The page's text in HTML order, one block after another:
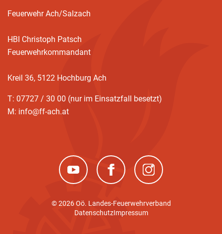
Feuerwehr Ach/Salzach
HBI Christoph Patsch
Feuerwehrkommandant
Kreil 36, 5122 Hochburg Ach
T: 07727 / 30 00 (nur im Einsatzfall besetzt)
M: info@ff-ach.at
(neues Fenster)(neues Fenster)(neues Fenster)
© 2026 Oö. Landes-Feuerwehrverband
DatenschutzImpressum